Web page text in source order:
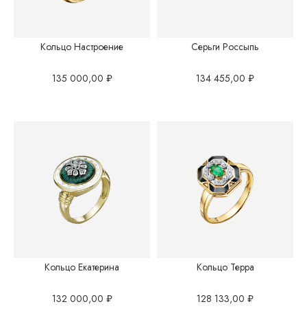
Кольцо Настроение
135 000,00 ₽
Серьги Россыпь
134 455,00 ₽
Кольцо Екатерина
132 000,00 ₽
Кольцо Терра
128 133,00 ₽